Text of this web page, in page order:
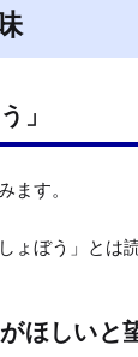
」
ます。
ょぼう」とは
ほしいと